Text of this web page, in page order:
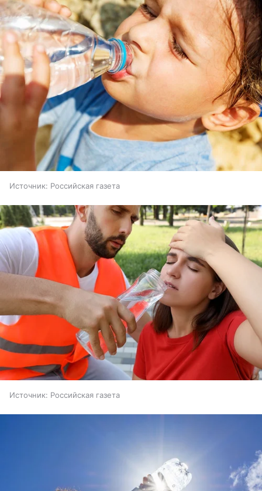
Источник: Российская газета
Источник: Российская газета